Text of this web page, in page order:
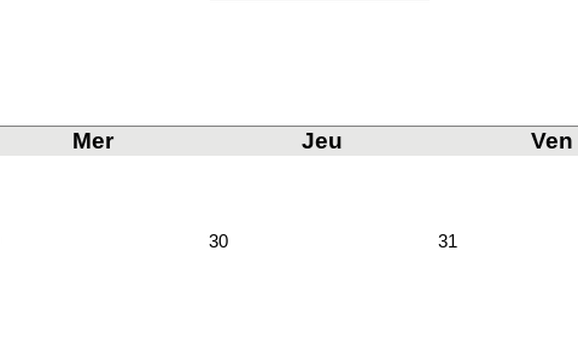
Mer Jeu Ven
30 31